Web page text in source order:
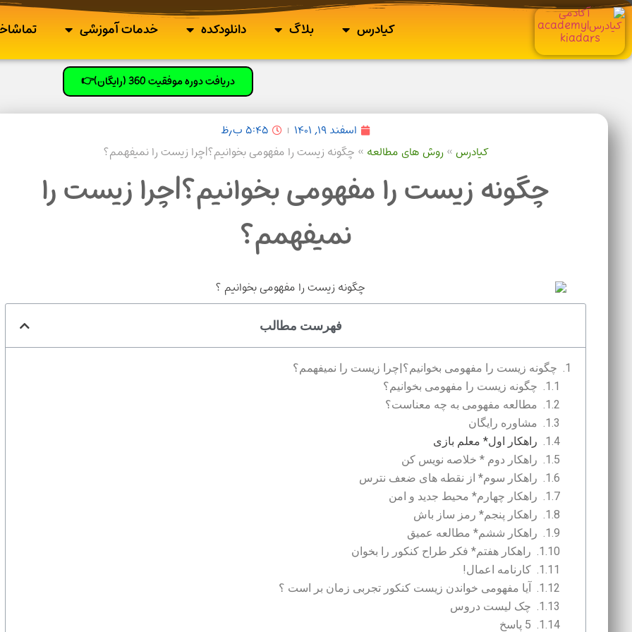
کیادرس بلاگ دانلودکده خدمات آموزشی
دریافت دوره موفقیت 360 (رایگان)👉
اسفند ۱۹, ۱۴۰۱
۵:۴۵ ب٫ظ
کیادرس»روش های مطالعه » چگونه زیست را مفهومی بخوانیم؟|چرا زیست را نمیفهمم؟
چگونه زیست را مفهومی بخوانیم؟|چرا زیست را
نمیفهمم؟
فهرست مطالب
چگونه زیست را مفهومی بخوانیم؟|چرا زیست را نمیفهمم؟
چگونه زیست را مفهومی بخوانیم؟
مطالعه مفهومی به چه معناست؟
مشاوره رایگان
راهکار اول* معلم بازی
راهکار دوم * خلاصه نویس کن
راهکار سوم* از نقطه های ضعف نترس
راهکار چهارم* محیط جدید و امن
راهکار پنجم* رمز ساز باش
راهکار ششم* مطالعه عمیق
راهکار هفتم* فکر طراح کنکور را بخوان
کارنامه اعمال!
آیا مفهومی خواندن زیست کنکور تجربی زمان بر است ؟
چک لیست دروس
5 پاسخ